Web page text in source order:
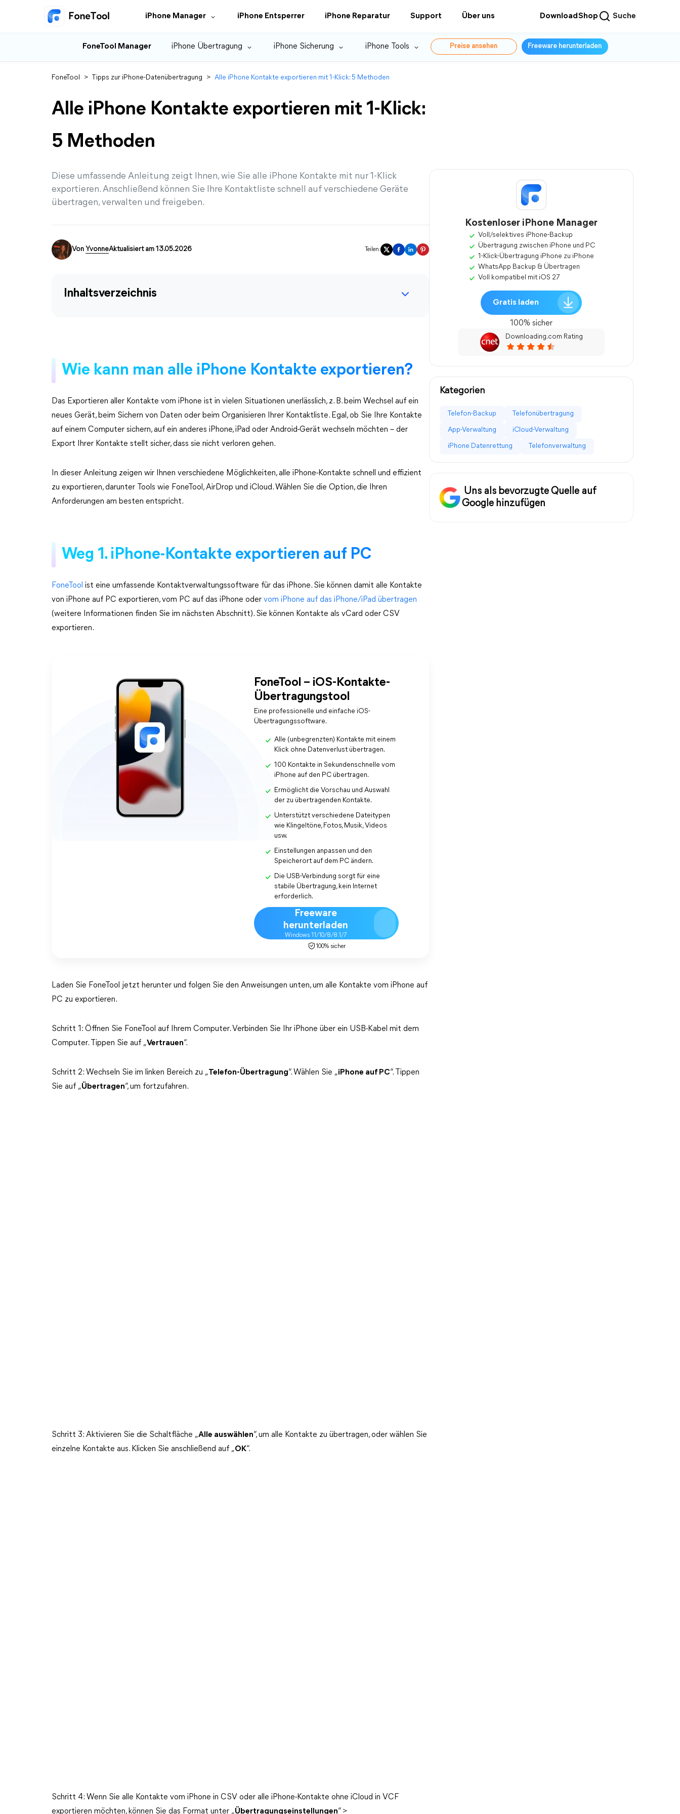
iPhone Manager iPhone Entsperrer iPhone Reparatur Support Über uns DownloadShop Suche
FoneTool Manager iPhone Übertragung iPhone Sicherung iPhone Tools Preise ansehen Freeware herunterladen
FoneTool > Tipps zur iPhone-Datenübertragung > Alle iPhone Kontakte exportieren mit 1-Klick: 5 Methoden
Alle iPhone Kontakte exportieren mit 1-Klick:
5 Methoden
Diese umfassende Anleitung zeigt Ihnen, wie Sie alle iPhone Kontakte mit nur 1-Klick
exportieren. Anschließend können Sie Ihre Kontaktliste schnell auf verschiedene Geräte
übertragen, verwalten und freigeben.
Von YvonneAktualisiert am 13.05.2026 Teilen:
Inhaltsverzeichnis
Wie kann man alle iPhone Kontakte exportieren?
Das Exportieren aller Kontakte vom iPhone ist in vielen Situationen unerlässlich, z. B. beim Wechsel auf ein
neues Gerät, beim Sichern von Daten oder beim Organisieren Ihrer Kontaktliste. Egal, ob Sie Ihre Kontakte
auf einem Computer sichern, auf ein anderes iPhone, iPad oder Android-Gerät wechseln möchten – der
Export Ihrer Kontakte stellt sicher, dass sie nicht verloren gehen.
In dieser Anleitung zeigen wir Ihnen verschiedene Möglichkeiten, alle iPhone-Kontakte schnell und effizient
zu exportieren, darunter Tools wie FoneTool, AirDrop und iCloud. Wählen Sie die Option, die Ihren
Anforderungen am besten entspricht.
Weg 1. iPhone-Kontakte exportieren auf PC
FoneTool ist eine umfassende Kontaktverwaltungssoftware für das iPhone. Sie können damit alle Kontakte
von iPhone auf PC exportieren, vom PC auf das iPhone oder vom iPhone auf das iPhone/iPad übertragen
(weitere Informationen finden Sie im nächsten Abschnitt). Sie können Kontakte als vCard oder CSV
exportieren.
FoneTool – iOS-Kontakte-
Übertragungstool
Eine professionelle und einfache iOS-
Übertragungssoftware.
Alle (unbegrenzten) Kontakte mit einem
Klick ohne Datenverlust übertragen.
100 Kontakte in Sekundenschnelle vom
iPhone auf den PC übertragen.
Ermöglicht die Vorschau und Auswahl
der zu übertragenden Kontakte.
Unterstützt verschiedene Dateitypen
wie Klingeltöne, Fotos, Musik, Videos
usw.
Einstellungen anpassen und den
Speicherort auf dem PC ändern.
Die USB-Verbindung sorgt für eine
stabile Übertragung, kein Internet
erforderlich.
Freeware
herunterladen
Windows 11/10/8/8.1/7
100% sicher
Laden Sie FoneTool jetzt herunter und folgen Sie den Anweisungen unten, um alle Kontakte vom iPhone auf
PC zu exportieren.
Schritt 1: Öffnen Sie FoneTool auf Ihrem Computer. Verbinden Sie Ihr iPhone über ein USB-Kabel mit dem
Computer. Tippen Sie auf „Vertrauen“.
Schritt 2: Wechseln Sie im linken Bereich zu „Telefon-Übertragung“. Wählen Sie „iPhone auf PC“. Tippen
Sie auf „Übertragen“, um fortzufahren.
Schritt 3: Aktivieren Sie die Schaltfläche „Alle auswählen“, um alle Kontakte zu übertragen, oder wählen Sie
einzelne Kontakte aus. Klicken Sie anschließend auf „OK“.
Schritt 4: Wenn Sie alle Kontakte vom iPhone in CSV oder alle iPhone-Kontakte ohne iCloud in VCF
exportieren möchten, können Sie das Format unter „Übertragungseinstellungen“ >
Kostenloser iPhone Manager
Voll/selektives iPhone-Backup
Übertragung zwischen iPhone und PC
1-Klick-Übertragung iPhone zu iPhone
WhatsApp Backup & Übertragen
Voll kompatibel mit iOS 27
Gratis laden
100% sicher
Downloading.com Rating
Kategorien
Telefon-Backup Telefonübertragung
App-Verwaltung iCloud-Verwaltung
iPhone Datenrettung Telefonverwaltung
Uns als bevorzugte Quelle auf
Google hinzufügen